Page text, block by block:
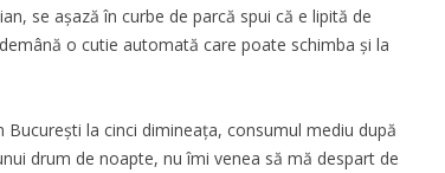
se așază în curbe de parcă spui că e lipită de
o cutie automată care poate schimba și la
la cinci dimineața, consumul mediu după
drum de noapte, nu îmi venea să mă despart de